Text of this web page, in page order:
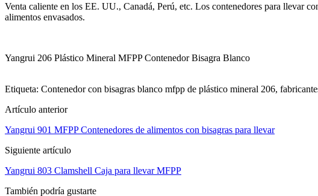
Venta caliente en los EE. UU., Canadá, Perú, etc. Los contenedores para llevar
alimentos envasados.
Yangrui 206 Plástico Mineral MFPP Contenedor Bisagra Blanco
Etiqueta: Contenedor con bisagras blanco mfpp de plástico mineral 206,
Artículo anterior
Yangrui 901 MFPP Contenedores de alimentos con bisagras para llevar
Siguiente artículo
Yangrui 803 Clamshell Caja para llevar MFPP
También podría gustarte